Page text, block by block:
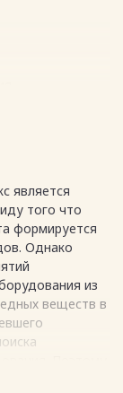
НА
является
того что
формируется
Однако
из
веществ в
повысить